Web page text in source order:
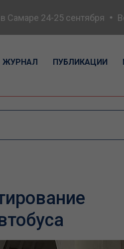
24-25 сентября
ЖУРНАЛ ПУБЛИКАЦИИ